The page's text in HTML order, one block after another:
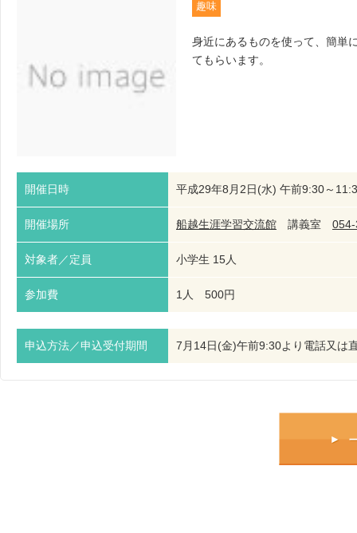
趣味
身近にあるものを使って、簡単
てもらいます。
開催日時 平成29年8月2日(水) 午前9:30～
開催場所 船越生涯学習交流館 講義室
対象者／定員 小学生 15人
参加費 1人 500円
申込方法／申込受付期間 7月14日(金)午前9:30より電話又は